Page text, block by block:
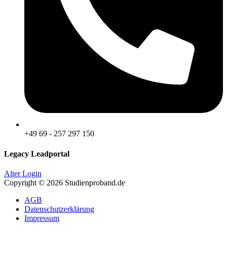
+49 69 - 257 297 150
Legacy Leadportal
Alter Login
Copyright © 2026 Studienproband.de
AGB
Datenschutzerklärung
Impressum